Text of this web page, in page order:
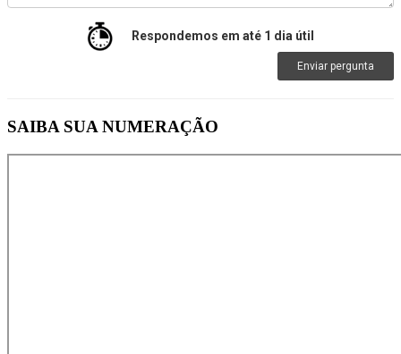
Respondemos em até 1 dia útil
Enviar pergunta
SAIBA SUA NUMERAÇÃO